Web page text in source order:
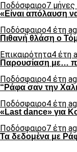
Ποδόσφαιρο7 μήνες
«Είναι απόλαυση
Ποδόσφαιρο4 έτη
Πιθανή θλάση ο
Επικαιρότητα4 έτη
Παρουσίαση με…
Ποδόσφαιρο4 έτη
“Ράφα σαν την
Ποδόσφαιρο4 έτη
«Last dance» για
Ποδόσφαιρο7 έτη
Τα δεδομένα με